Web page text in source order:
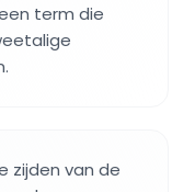
term die
zijden van de